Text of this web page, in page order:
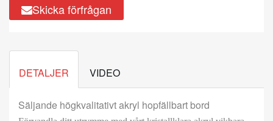
Skicka förfrågan
DETALJER VIDEO
Säljande högkvalitativt akryl hopfällbart bord